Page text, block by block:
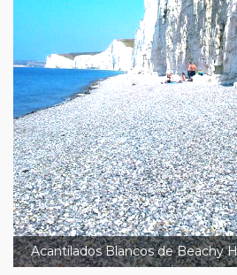
Acantilados Blancos de Beachy